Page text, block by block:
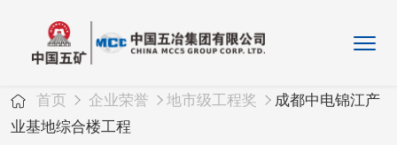
首页 企业荣誉 地市级工程奖
成都中电锦江产
业基地综合楼工程